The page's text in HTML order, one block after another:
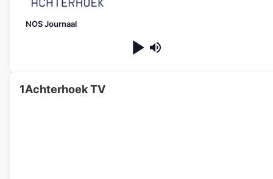
NOS Journaal
1Achterhoek TV